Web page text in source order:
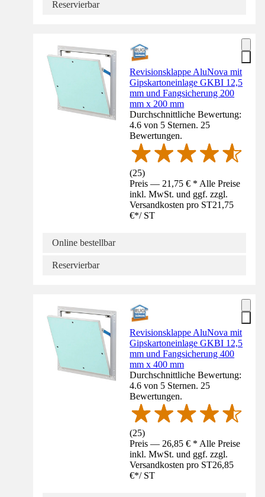
Reservierbar
Revisionsklappe AluNova mit
Gipskartoneinlage GKBI 12,5
mm und Fangsicherung 200
mm x 200 mm
Durchschnittliche Bewertung:
4.6 von 5 Sternen. 25
Bewertungen.
(25)
Preis — 21,75 € * Alle Preise
inkl. MwSt. und ggf. zzgl.
Versandkosten pro ST21,75
€*/ ST
Online bestellbar
Reservierbar
Revisionsklappe AluNova mit
Gipskartoneinlage GKBI 12,5
mm und Fangsicherung 400
mm x 400 mm
Durchschnittliche Bewertung:
4.6 von 5 Sternen. 25
Bewertungen.
(25)
Preis — 26,85 € * Alle Preise
inkl. MwSt. und ggf. zzgl.
Versandkosten pro ST26,85
€*/ ST